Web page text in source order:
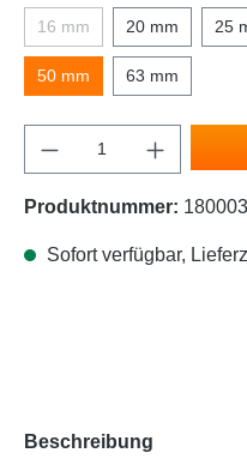
16 mm 20 mm 25
50 mm 63 mm
Produktnummer:
Sofort verfügbar,
Beschreibung